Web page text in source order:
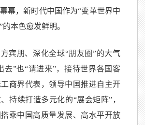
幕，新时代中国作为“变革世界中
本色愈发鲜明。
宾朋、深化全球“朋友圈”的大气
”也“请进来”，接待世界各国客
商界代表，领导中国推进自主开
持续打造多元化的“展会矩阵”，
乘中国高质量发展、高水平开放